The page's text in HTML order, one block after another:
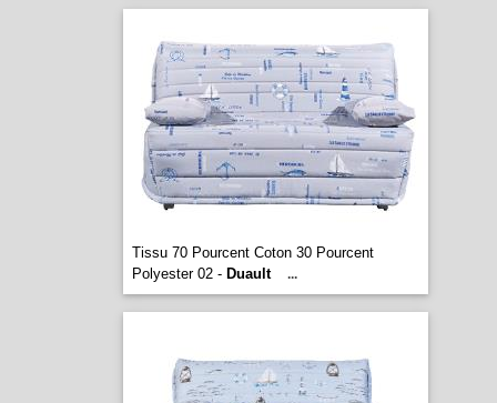
Tissu 70 Pourcent Coton 30 Pourcent
Polyester 02 - Duault ...